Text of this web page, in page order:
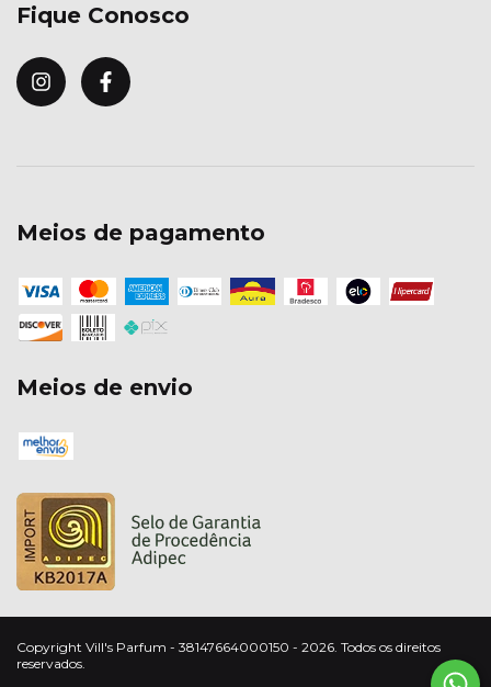
Fique Conosco
Meios de pagamento
Meios de envio
Copyright Vill's Parfum - 38147664000150 - 2026. Todos os direitos
reservados.